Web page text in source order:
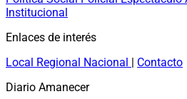
Institucional
Enlaces de interés
Local Regional Nacional | Contacto
Diario Amanecer